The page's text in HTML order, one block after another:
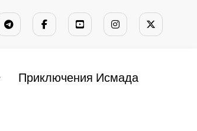
Приключения Исмада